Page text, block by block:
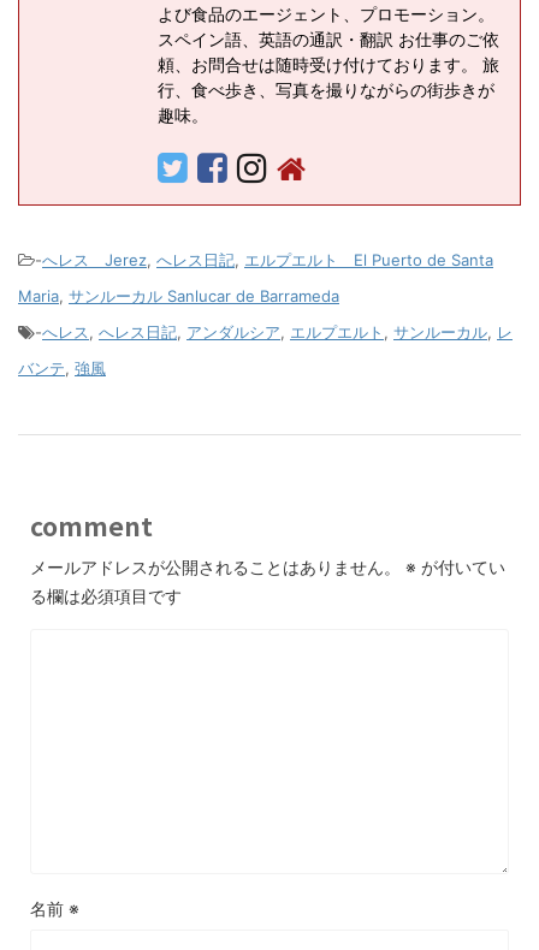
よび食品のエージェント、プロモーション。
スペイン語、英語の通訳・翻訳 お仕事のご依
頼、お問合せは随時受け付けております。 旅
行、食べ歩き、写真を撮りながらの街歩きが
趣味。
-へレス Jerez, へレス日記, エルプエルト El Puerto de Santa
Maria, サンルーカル Sanlucar de Barrameda
-へレス, へレス日記, アンダルシア, エルプエルト , サンルーカル, レ
バンテ, 強風
comment
メールアドレスが公開されることはありません。 ※ が付いてい
る欄は必須項目です
名前 ※